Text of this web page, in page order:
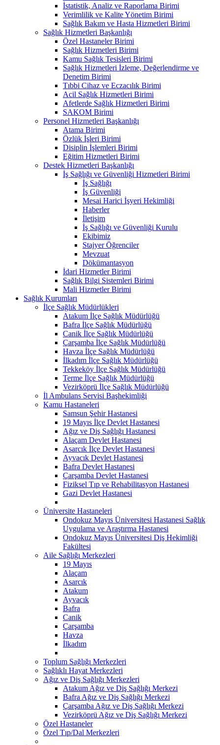
İstatistik, Analiz ve Raporlama Birimi
Verimlilik ve Kalite Yönetim Birimi
Sağlık Bakım ve Hasta Hizmetleri Birimi
Sağlık Hizmetleri Başkanlığı
Özel Hastaneler Birimi
Sağlık Hizmetleri Birimi
Kamu Sağlık Tesisleri Birimi
Sağlık Hizmetleri İzleme, Değerlendirme ve
Denetim Birimi
Tıbbi Cihaz ve Eczacılık Birimi
Acil Sağlık Hizmetleri Birimi
Afetlerde Sağlık Hizmetleri Birimi
SAKOM Birimi
Personel Hizmetleri Başkanlığı
Atama Birimi
Özlük İşleri Birimi
Disiplin İşlemleri Birimi
Eğitim Hizmetleri Birimi
Destek Hizmetleri Başkanlığı
İş Sağlığı ve Güvenliği Hizmetleri Birimi
İş Sağlığı
İş Güvenliği
Mesai Harici İşyeri Hekimliği
Haberler
İletişim
İş Sağlığı ve Güvenliği Kurulu
Ekibimiz
Stajyer Öğrenciler
Mevzuat
Dökümantasyon
İdari Hizmetler Birimi
Sağlık Bilgi Sistemleri Birimi
Mali Hizmetler Birimi
Sağlık Kurumları
İlçe Sağlık Müdürlükleri
Atakum İlçe Sağlık Müdürlüğü
Bafra İlçe Sağlık Müdürlüğü
Canik İlçe Sağlık Müdürlüğü
Çarşamba İlçe Sağlık Müdürlüğü
Havza İlçe Sağlık Müdürlüğü
İlkadım İlçe Sağlık Müdürlüğü
Tekkeköy İlçe Sağlık Müdürlüğü
Terme İlçe Sağlık Müdürlüğü
Vezirköprü İlçe Sağlık Müdürlüğü
İl Ambulans Servisi Başhekimliği
Kamu Hastaneleri
Samsun Şehir Hastanesi
19 Mayıs İlçe Devlet Hastanesi
Ağız ve Diş Sağlığı Hastanesi
Alaçam Devlet Hastanesi
Asarcık İlçe Devlet Hastanesi
Ayvacık Devlet Hastanesi
Bafra Devlet Hastanesi
Çarşamba Devlet Hastanesi
Fiziksel Tıp ve Rehabilitasyon Hastanesi
Gazi Devlet Hastanesi
Üniversite Hastaneleri
Ondokuz Mayıs Üniversitesi Hastanesi Sağlık
Uygulama ve Araştırma Hastanesi
Ondokuz Mayıs Üniversitesi Diş Hekimliği
Fakültesi
Aile Sağlığı Merkezleri
19 Mayıs
Alaçam
Asarcık
Atakum
Ayvacık
Bafra
Canik
Çarşamba
Havza
İlkadım
Toplum Sağlığı Merkezleri
Sağlıklı Hayat Merkezleri
Ağız ve Diş Sağlığı Merkezleri
Atakum Ağız ve Diş Sağlığı Merkezi
Bafra Ağız ve Diş Sağlığı Merkezi
Çarşamba Ağız ve Diş Sağlığı Merkezi
Vezirköprü Ağız ve Diş Sağlığı Merkezi
Özel Hastaneler
Özel Tıp/Dal Merkezleri